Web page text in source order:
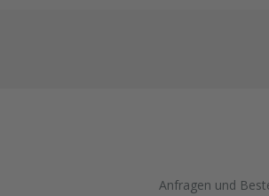
Anfragen und